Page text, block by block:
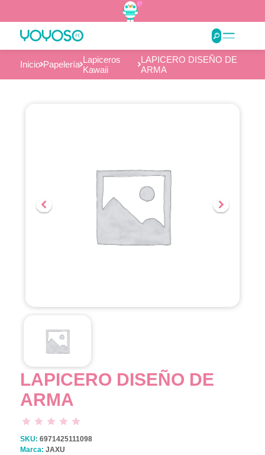
Inicio Papelería Lapiceros
Kawaii
LAPICERO DISEÑO DE
ARMA
LAPICERO DISEÑO DE
ARMA
SKU: 6971425111098
Marca: JAXU